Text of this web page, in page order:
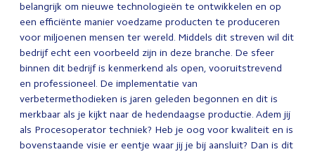
belangrijk om nieuwe technologieën te ontwikkelen en op
een efficiënte manier voedzame producten te produceren
voor miljoenen mensen ter wereld. Middels dit streven wil dit
bedrijf echt een voorbeeld zijn in deze branche. De sfeer
binnen dit bedrijf is kenmerkend als open, vooruitstrevend
en professioneel. De implementatie van
verbetermethodieken is jaren geleden begonnen en dit is
merkbaar als je kijkt naar de hedendaagse productie. Adem jij
als Procesoperator techniek? Heb je oog voor kwaliteit en is
bovenstaande visie er eentje waar jij je bij aansluit? Dan is dit